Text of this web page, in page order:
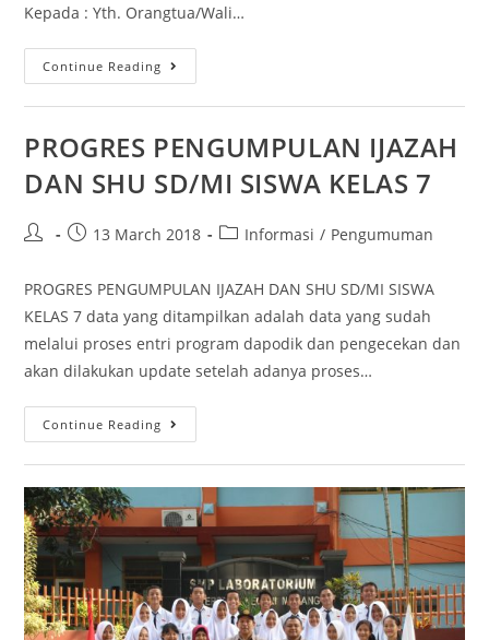
Kepada : Yth. Orangtua/Wali…
Continue Reading
PROGRES PENGUMPULAN IJAZAH
DAN SHU SD/MI SISWA KELAS 7
13 March 2018 Informasi / Pengumuman
PROGRES PENGUMPULAN IJAZAH DAN SHU SD/MI SISWA
KELAS 7 data yang ditampilkan adalah data yang sudah
melalui proses entri program dapodik dan pengecekan dan
akan dilakukan update setelah adanya proses…
Continue Reading